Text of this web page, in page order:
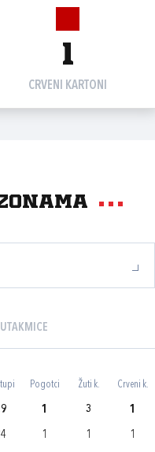
1
CRVENI KARTONI
UTAKMICE
Pogotci Žuti k. Crveni k.
1 3 1
1 1 1